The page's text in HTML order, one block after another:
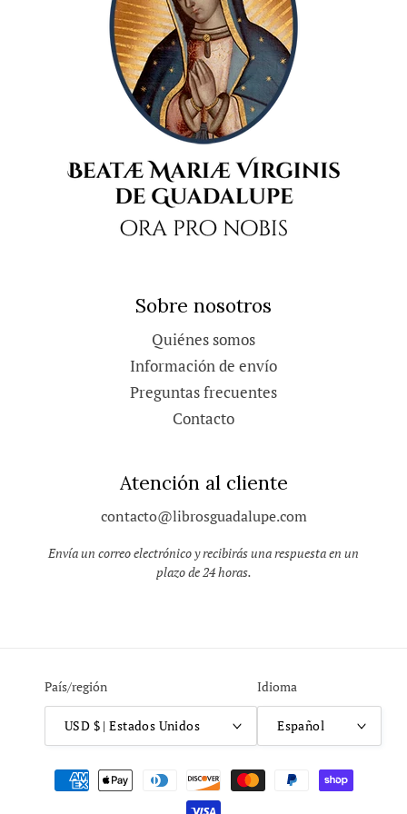
Sobre nosotros
Quiénes somos
Información de envío
Preguntas frecuentes
Contacto
Atención al cliente
contacto@librosguadalupe.com
Envía un correo electrónico y recibirás una respuesta en un
plazo de 24 horas.
País/región
USD $ | Estados Unidos
Idioma
Español
Formas